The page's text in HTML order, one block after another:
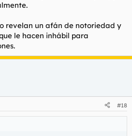
revelan un afán de notoriedad y
le hacen inhábil para
#18